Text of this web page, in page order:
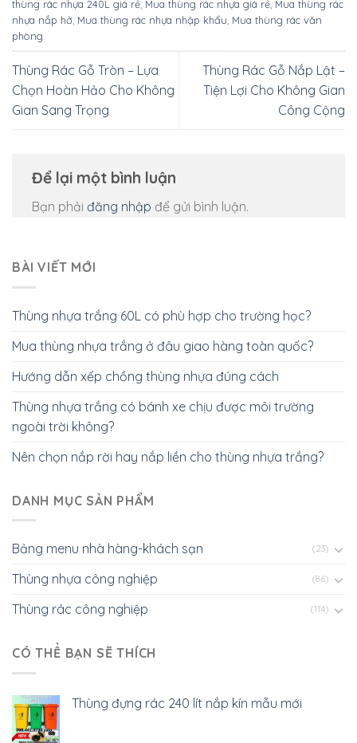
thùng rác nhựa 240L giá rẻ Mua thùng rác nhựa giá rẻ Mua thùng rác
nhựa nắp hở Mua thùng rác nhựa nhập khẩu Mua thùng rác văn
phòng
Thùng Rác Gỗ Tròn – Lựa
Chọn Hoàn Hảo Cho Không
Gian Sang Trọng
Thùng Rác Gỗ Nắp Lật –
Tiện Lợi Cho Không Gian
Công Cộng
Để lại một bình luận
Bạn phải đăng nhập để gửi bình luận.
BÀI VIẾT MỚI
Thùng nhựa trắng 60L có phù hợp cho trường học?
Mua thùng nhựa trắng ở đâu giao hàng toàn quốc?
Hướng dẫn xếp chồng thùng nhựa đúng cách
Thùng nhựa trắng có bánh xe chịu được môi trường
ngoài trời không?
Nên chọn nắp rời hay nắp liền cho thùng nhựa trắng?
DANH MỤC SẢN PHẨM
Bảng menu nhà hàng-khách sạn (23)
Thùng nhựa công nghiệp (86)
Thùng rác công nghiệp (114)
CÓ THỂ BẠN SẼ THÍCH
Thùng đựng rác 240 lít nắp kín mẫu mới